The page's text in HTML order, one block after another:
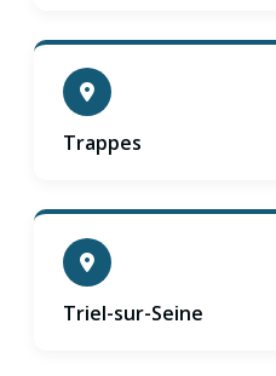
Trappes
Triel-sur-Seine